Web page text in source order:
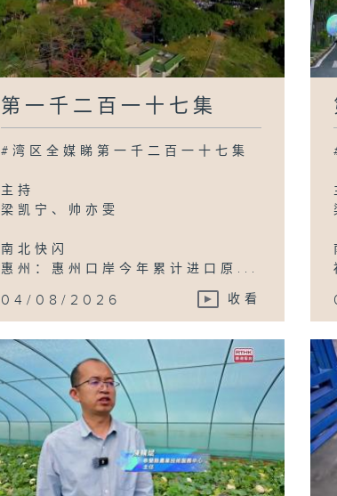
第一千二百一十七集
#湾区全媒睇第一千二百一十七集
主持
梁凯宁、帅亦雯
南北快闪
惠州：惠州口岸今年累计进口原...
04/08/2026 收看